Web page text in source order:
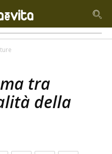
tra
della